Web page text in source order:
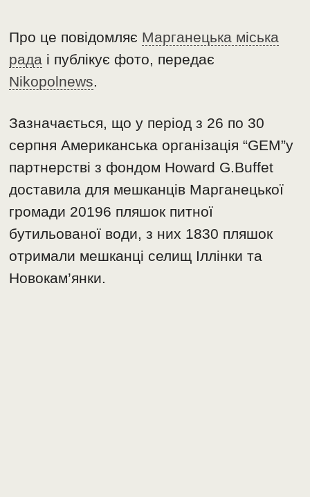
Про це повідомляє Марганецька міська
рада і публікує фото, передає
Nikopolnews.
Зазначається, що у період з 26 по 30
серпня Американська організація “GEM”у
партнерстві з фондом Howard G.Buffet
доставила для мешканців Марганецької
громади 20196 пляшок питної
бутильованої води, з них 1830 пляшок
отримали мешканці селищ Іллінки та
Новокам’янки.